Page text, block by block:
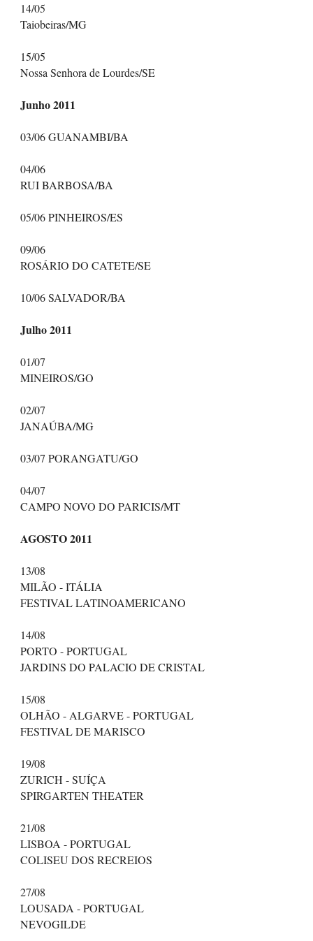
14/05
Taiobeiras/MG
15/05
Nossa Senhora de Lourdes/SE
Junho 2011
03/06 GUANAMBI/BA
04/06
RUI BARBOSA/BA
05/06 PINHEIROS/ES
09/06
ROSÁRIO DO CATETE/SE
10/06 SALVADOR/BA
Julho 2011
01/07
MINEIROS/GO
02/07
JANAÚBA/MG
03/07 PORANGATU/GO
04/07
CAMPO NOVO DO PARICIS/MT
AGOSTO 2011
13/08
MILÃO - ITÁLIA
FESTIVAL LATINOAMERICANO
14/08
PORTO - PORTUGAL
JARDINS DO PALACIO DE CRISTAL
15/08
OLHÃO - ALGARVE - PORTUGAL
FESTIVAL DE MARISCO
19/08
ZURICH - SUÍÇA
SPIRGARTEN THEATER
21/08
LISBOA - PORTUGAL
COLISEU DOS RECREIOS
27/08
LOUSADA - PORTUGAL
NEVOGILDE